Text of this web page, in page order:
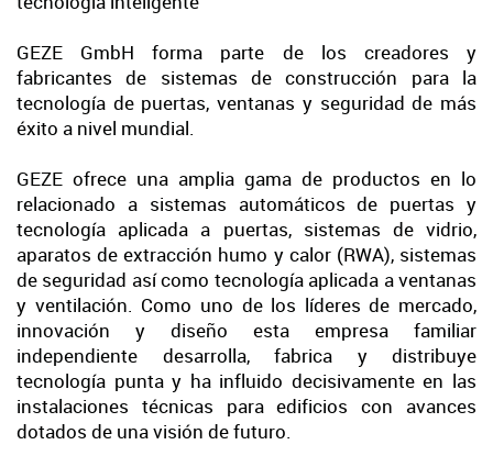
GEZE GmbH forma parte de los creadores y
fabricantes de sistemas de construcción para la
tecnología de puertas, ventanas y seguridad de más
éxito a nivel mundial.
GEZE ofrece una amplia gama de productos en lo
relacionado a sistemas automáticos de puertas y
tecnología aplicada a puertas, sistemas de vidrio,
aparatos de extracción humo y calor (RWA), sistemas
de seguridad así como tecnología aplicada a ventanas
y ventilación. Como uno de los líderes de mercado,
innovación y diseño esta empresa familiar
independiente desarrolla, fabrica y distribuye
tecnología punta y ha influido decisivamente en las
instalaciones técnicas para edificios con avances
dotados de una visión de futuro.